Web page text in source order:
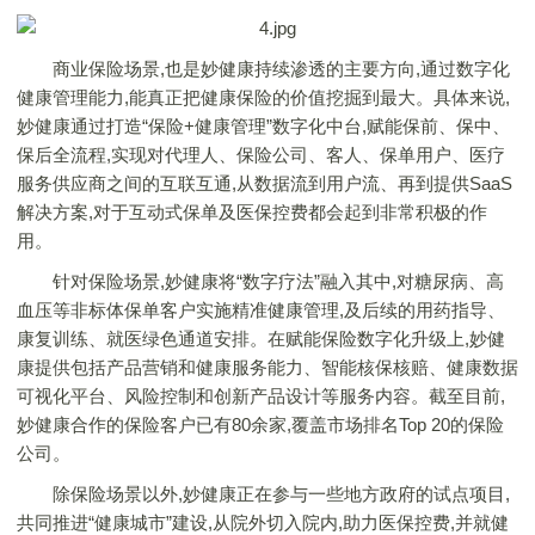
商业保险场景,也是妙健康持续渗透的主要方向,通过数字化
健康管理能力,能真正把健康保险的价值挖掘到最大。具体来说,
妙健康通过打造“保险+健康管理”数字化中台,赋能保前、保中、
保后全流程,实现对代理人、保险公司、客人、保单用户、医疗
服务供应商之间的互联互通,从数据流到用户流、再到提供SaaS
解决方案,对于互动式保单及医保控费都会起到非常积极的作
用。
针对保险场景,妙健康将“数字疗法”融入其中,对糖尿病、高
血压等非标体保单客户实施精准健康管理,及后续的用药指导、
康复训练、就医绿色通道安排。在赋能保险数字化升级上,妙健
康提供包括产品营销和健康服务能力、智能核保核赔、健康数据
可视化平台、风险控制和创新产品设计等服务内容。截至目前,
妙健康合作的保险客户已有80余家,覆盖市场排名Top 20的保险
公司。
除保险场景以外,妙健康正在参与一些地方政府的试点项目,
共同推进“健康城市”建设,从院外切入院内,助力医保控费,并就健